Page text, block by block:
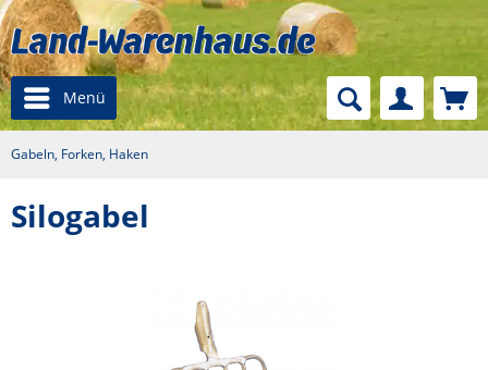
Menü
Gabeln, Forken, Haken
Silogabel